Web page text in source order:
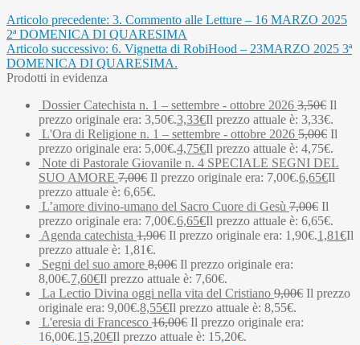
Articolo precedente: 3. Commento alle Letture – 16 MARZO 2025
2ª DOMENICA DI QUARESIMA
Articolo successivo: 6. Vignetta di RobiHood – 23MARZO 2025 3ª
DOMENICA DI QUARESIMA.
Prodotti in evidenza
Dossier Catechista n. 1 – settembre - ottobre 2026 3,50€ Il
prezzo originale era: 3,50€.3,33€Il prezzo attuale è: 3,33€.
L'Ora di Religione n. 1 – settembre - ottobre 2026 5,00€ Il
prezzo originale era: 5,00€.4,75€Il prezzo attuale è: 4,75€.
Note di Pastorale Giovanile n. 4 SPECIALE SEGNI DEL
SUO AMORE 7,00€ Il prezzo originale era: 7,00€.6,65€Il
prezzo attuale è: 6,65€.
L’amore divino-umano del Sacro Cuore di Gesù 7,00€ Il
prezzo originale era: 7,00€.6,65€Il prezzo attuale è: 6,65€.
Agenda catechista 1,90€ Il prezzo originale era: 1,90€.1,81€Il
prezzo attuale è: 1,81€.
Segni del suo amore 8,00€ Il prezzo originale era:
8,00€.7,60€Il prezzo attuale è: 7,60€.
La Lectio Divina oggi nella vita del Cristiano 9,00€ Il prezzo
originale era: 9,00€.8,55€Il prezzo attuale è: 8,55€.
L'eresia di Francesco 16,00€ Il prezzo originale era:
16,00€.15,20€Il prezzo attuale è: 15,20€.